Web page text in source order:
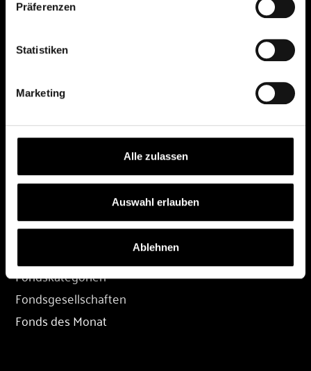
Präferenzen
Statistiken
Marketing
Alle zulassen
Auswahl erlauben
Ablehnen
All rights reserved.
Depot eröffnen
Depot übertragen
Konditionen
FONDS
Fondskategorien
Fondsgesellschaften
Fonds des Monat